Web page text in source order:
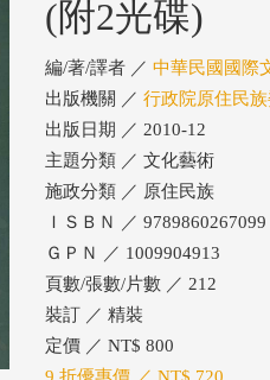
(附2光碟)
編/著/譯者 ／ 中華民國國際
出版機關 ／ 行政院原住民
出版日期 ／ 2010-12
主題分類 ／ 文化藝術
施政分類 ／ 原住民族
ＩＳＢＮ ／ 9789860267099
ＧＰＮ ／ 1009904913
頁數/張數/片數 ／ 212
裝訂 ／ 精裝
定價 ／ NT$ 800